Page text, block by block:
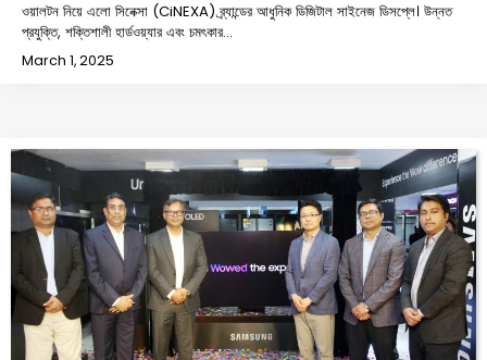
ওয়ালটন নিয়ে এলো সিনেক্সা (CiNEXA) ব্র্যান্ডের আধুনিক ডিজিটাল সাইনেজ ডিসপ্লে। উন্নত
প্রযুক্তি, শক্তিশালী হার্ডওয়্যার এবং চমৎকার…
March 1, 2025